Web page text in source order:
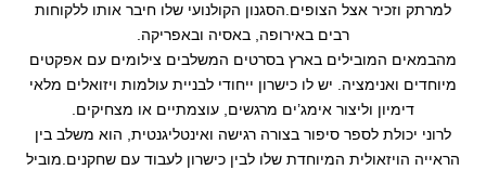
למרתק וזכיר אצל הצופים.הסגנון הקולנועי שלו חיבר אותו ללקוחות
רבים באירופה, באסיה ובאפריקה.
מהבמאים המובילים בארץ בסרטים המשלבים צילומים עם אפקטים
מיוחדים ואנימציה. יש לו כישרון ייחודי לבניית עולמות ויזואלים מלאי
דימיון וליצור אימג’ים מרגשים, עוצמתיים או מצחיקים.
לרוני יכולת לספר סיפור בצורה רגישה ואינטליגנטית, הוא משלב בין
הראייה הויזאולית המיוחדת שלו לבין כישרון לעבוד עם שחקנים.מוביל